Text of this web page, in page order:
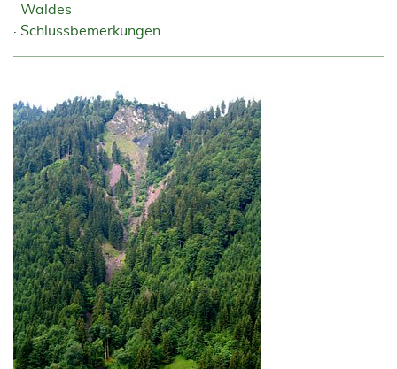
Waldes
Schlussbemerkungen